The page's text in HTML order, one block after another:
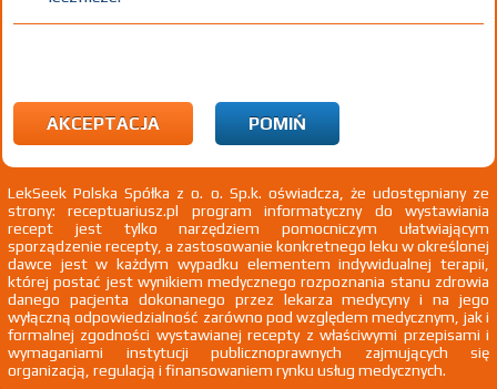
Znaleziono wyników:
L20 Atopowe zapalenie skóry
Clemastinum WZF Rx
100%
12,40 zł
Clemastinum
tabl. 1 mg 30 szt. Doustnie Zakłady Farmaceutyczne Polpharma SA
Edelan Rx
100%
AKCEPTACJA POMIŃ
LekSeek Polska Spółka z o. o. Sp.k. oświadcza, że udostępniany ze
strony: receptuariusz.pl program informatyczny do wystawiania
recept jest tylko narzędziem pomocniczym ułatwiającym
sporządzenie recepty, a zastosowanie konkretnego leku w określonej
dawce jest w każdym wypadku elementem indywidualnej terapii,
której postać jest wynikiem medycznego rozpoznania stanu zdrowia
danego pacjenta dokonanego przez lekarza medycyny i na jego
wyłączną odpowiedzialność zarówno pod względem medycznym, jak i
formalnej zgodności wystawianej recepty z właściwymi przepisami i
wymaganiami instytucji publicznoprawnych zajmujących się
organizacją, regulacją i finansowaniem rynku usług medycznych.